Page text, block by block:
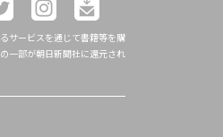
サービスを通じて書籍等を購
一部が朝日新聞社に還元され